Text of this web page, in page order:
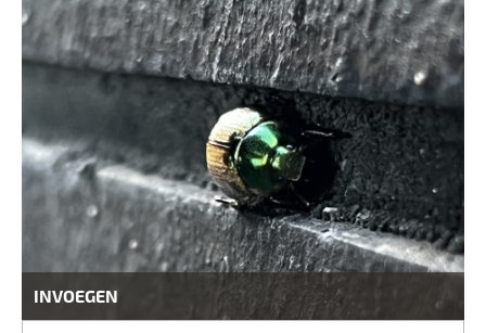
INVOEGEN